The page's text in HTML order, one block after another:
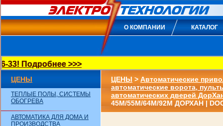
О КОМПАНИИ КАТАЛОГ
Подробнее >>>
ЦЕНЫ
ТЕПЛЫЕ ПОЛЫ, СИСТЕМЫ
ОБОГРЕВА
АВТОМАТИКА ДЛЯ ДОМА И
ПРОИЗВОДСТВА
ЦЕНЫ>Автоматические
автоматические ворота,
автоматических дверей
45М/55M/64M/92M ДОРХАН |